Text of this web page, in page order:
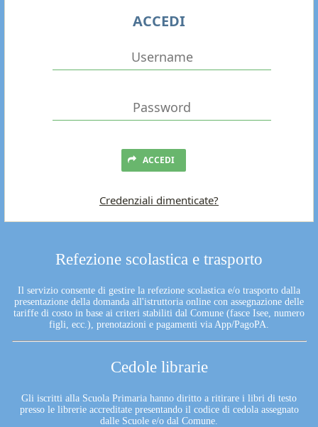
Refezione scolastica e trasporto
Il servizio consente di gestire la refezione scolastica e/o trasporto dalla
presentazione della domanda all'istruttoria online con assegnazione delle
tariffe di costo in base ai criteri stabiliti dal Comune (fasce Isee, numero
figli, ecc.), prenotazioni e pagamenti via App/PagoPA.
Cedole librarie
Gli iscritti alla Scuola Primaria hanno diritto a ritirare i libri di testo
presso le librerie accreditate presentando il codice di cedola assegnato
dalle Scuole e/o dal Comune.
ACCEDI
ACCEDI
Credenziali dimenticate?